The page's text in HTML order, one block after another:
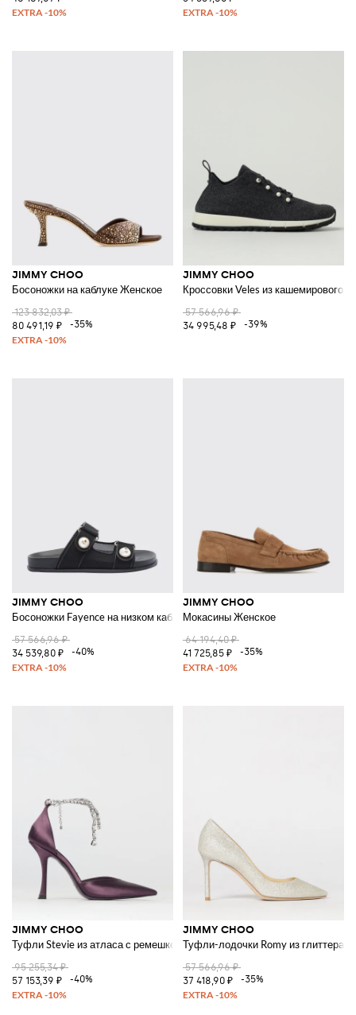
JIMMY CHOO
Босоножки на каблуке Женское
123 832,03 ₽
80 491,19 ₽
-35%
JIMMY CHOO
Кроссовки Veles из кашемирового
57 566,96 ₽
34 995,48 ₽
-39%
JIMMY CHOO
Босоножки Fayence на низком каблуке из нейлоновой сетки с жемчугом
57 566,96 ₽
34 539,80 ₽
-40%
JIMMY CHOO
Мокасины Женское
64 194,40 ₽
41 725,85 ₽
-35%
JIMMY CHOO
Туфли Stevie из атласа с ремешком-украшением
95 255,34 ₽
57 153,39 ₽
-40%
JIMMY CHOO
Туфли-лодочки Romy из глиттера
57 566,96 ₽
37 418,90 ₽
-35%